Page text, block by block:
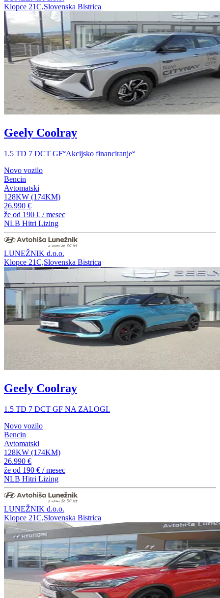
Klopce 21C,Slovenska Bistrica
Geely Coolray
1.5 TD 7 DCT GF°Akcijsko financiranje°
Novo vozilo
Bencin
Avtomatski
128KW (174KM)
26.990 €
že od 190 € / mesec
NLB Hitri Lizing
LUNEŽNIK d.o.o.
Klopce 21C,Slovenska Bistrica
Geely Coolray
1.5 TD 7 DCT GF NA ZALOGI.
Novo vozilo
Bencin
Avtomatski
128KW (174KM)
26.990 €
že od 190 € / mesec
NLB Hitri Lizing
LUNEŽNIK d.o.o.
Klopce 21C,Slovenska Bistrica